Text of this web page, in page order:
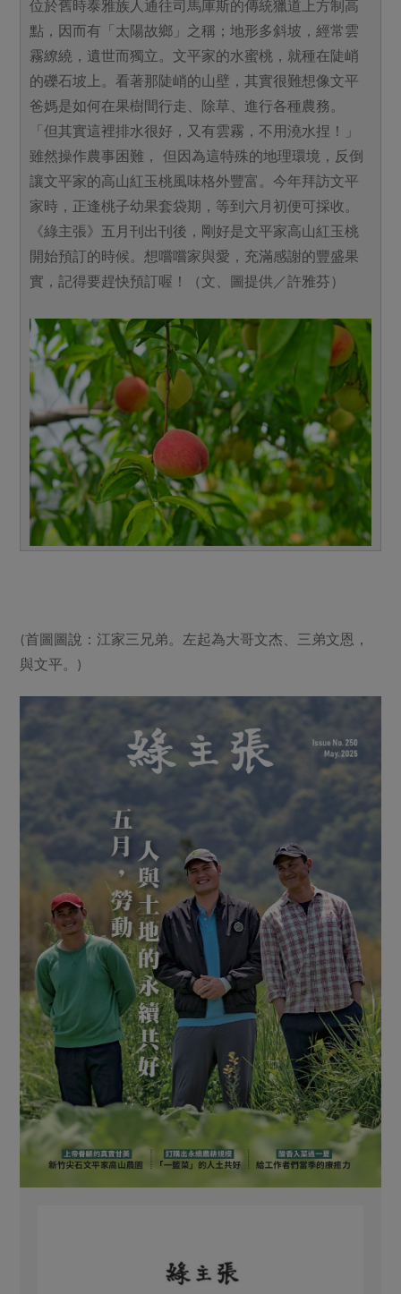
位於舊時泰雅族人通往司馬庫斯的傳統獵道上方制高
點，因而有「太陽故鄉」之稱；地形多斜坡，經常雲
霧繚繞，遺世而獨立。文平家的水蜜桃，就種在陡峭
的礫石坡上。看著那陡峭的山壁，其實很難想像文平
爸媽是如何在果樹間行走、除草、進行各種農務。
「但其實這裡排水很好，又有雲霧，不用澆水捏！」
雖然操作農事困難， 但因為這特殊的地理環境，反倒
讓文平家的高山紅玉桃風味格外豐富。今年拜訪文平
家時，正逢桃子幼果套袋期，等到六月初便可採收。
《綠主張》五月刊出刊後，剛好是文平家高山紅玉桃
開始預訂的時候。想嚐嚐家與愛，充滿感謝的豐盛果
實，記得要趕快預訂喔！（文、圖提供／許雅芬）
(首圖圖說：江家三兄弟。左起為大哥文杰、三弟文恩，
與文平。)